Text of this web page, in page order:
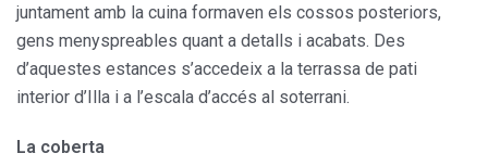
juntament amb la cuina formaven els cossos poste­riors,
gens menyspreables quant a detalls i acabats. Des
d’aquestes estances s’accedeix a la terrassa de pati
interior d’Illa i a l’escala d’accés al soterrani.
La coberta